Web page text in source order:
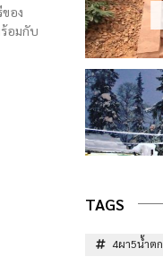
อง
อมกับ
TAGS
4ผา5น้ำตก